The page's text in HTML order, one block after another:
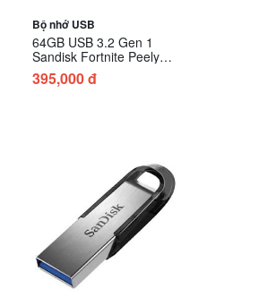
Bộ nhớ USB
64GB USB 3.2 Gen 1
Sandisk Fortnite Peely
Edition SDCZIF-064G-G46
395,000 đ